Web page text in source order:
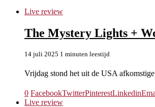
Live review
The Mystery Lights +
14 juli 2025 1 minuten leestijd
Vrijdag stond het uit de USA
0 FacebookTwitterPinterestLinkedin
Live review